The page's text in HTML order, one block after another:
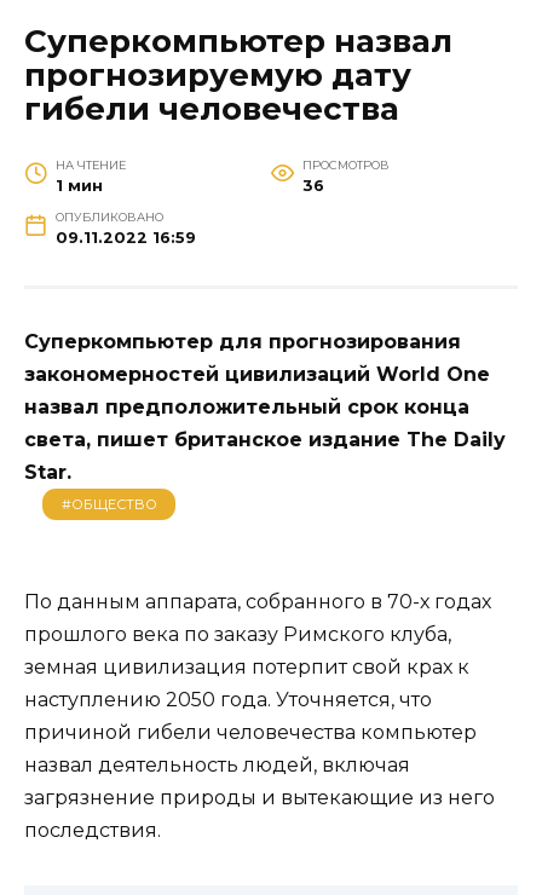
Суперкомпьютер назвал
прогнозируемую дату
гибели человечества
НА ЧТЕНИЕ
1 мин
ПРОСМОТРОВ
36
ОПУБЛИКОВАНО
09.11.2022 16:59
Суперкомпьютер для прогнозирования
закономерностей цивилизаций World One
назвал предположительный срок конца
света, пишет британское издание The Daily
Star.
#ОБЩЕСТВО
По данным аппарата, собранного в 70-х годах
прошлого века по заказу Римского клуба,
земная цивилизация потерпит свой крах к
наступлению 2050 года. Уточняется, что
причиной гибели человечества компьютер
назвал деятельность людей, включая
загрязнение природы и вытекающие из него
последствия.